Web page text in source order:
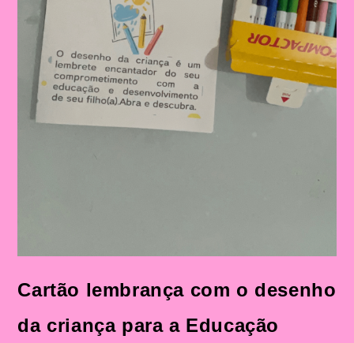
Cartão lembrança com o desenho
da criança para a Educação